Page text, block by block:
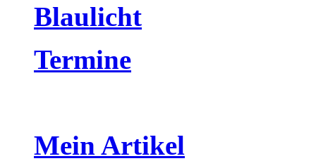
Blaulicht
Termine
Mein Artikel